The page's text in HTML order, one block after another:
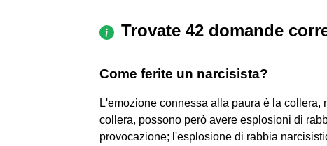
Trovate 42 domande
Come ferite un narcisista?
L'emozione connessa alla paura è la
collera, possono però avere esplosioni di
provocazione; l'esplosione di rabbia